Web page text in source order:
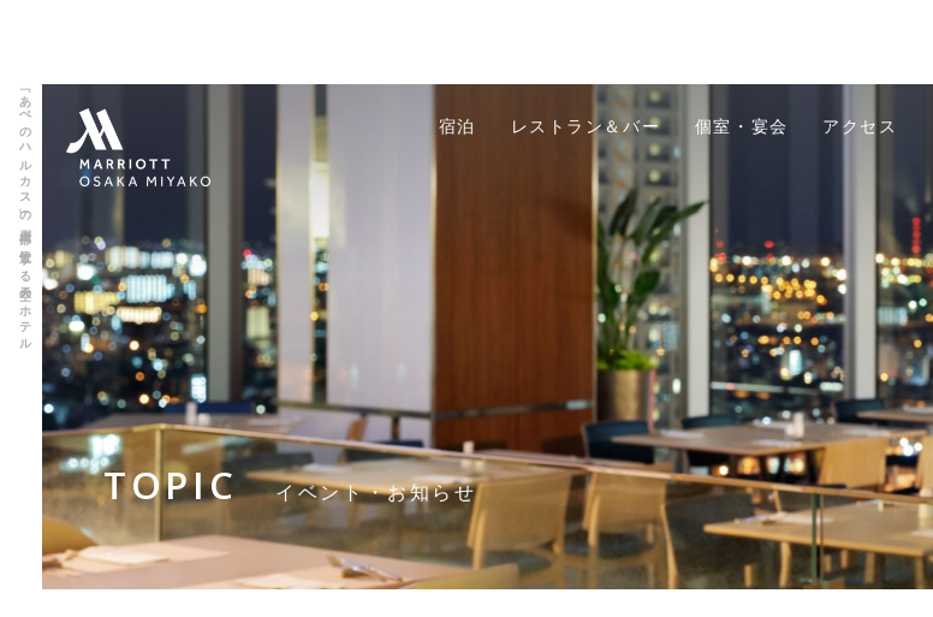
「あべのハルカス」の上層部に位置する天空のホテル 宿泊 レストラン＆バー 個室・宴会 アクセス
TOPIC イベント・お知らせ